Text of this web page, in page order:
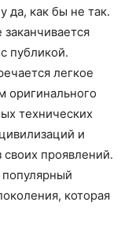
как бы не так.
публикой.
легкое
оригинального
технических
и
своих проявлений.
которая